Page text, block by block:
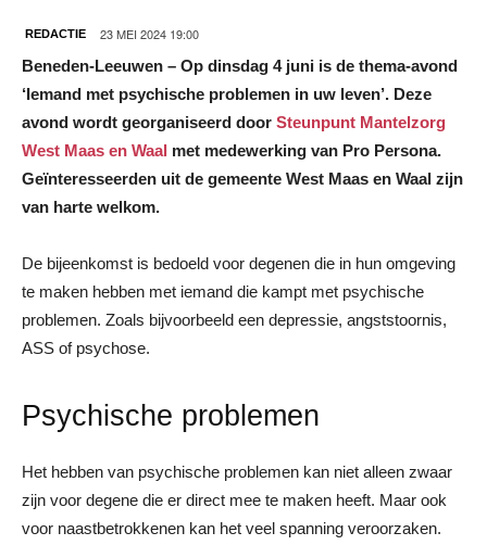
REDACTIE 23 MEI 2024 19:00
Beneden-Leeuwen – Op dinsdag 4 juni is de thema-avond
‘Iemand met psychische problemen in uw leven’. Deze
avond wordt georganiseerd door Steunpunt Mantelzorg
West Maas en Waal met medewerking van Pro Persona.
Geïnteresseerden uit de gemeente West Maas en Waal zijn
van harte welkom.
De bijeenkomst is bedoeld voor degenen die in hun omgeving
te maken hebben met iemand die kampt met psychische
problemen. Zoals bijvoorbeeld een depressie, angststoornis,
ASS of psychose.
Psychische problemen
Het hebben van psychische problemen kan niet alleen zwaar
zijn voor degene die er direct mee te maken heeft. Maar ook
voor naastbetrokkenen kan het veel spanning veroorzaken.